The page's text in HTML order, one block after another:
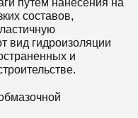
путем нанесения на
составов,
вид гидроизоляции
и